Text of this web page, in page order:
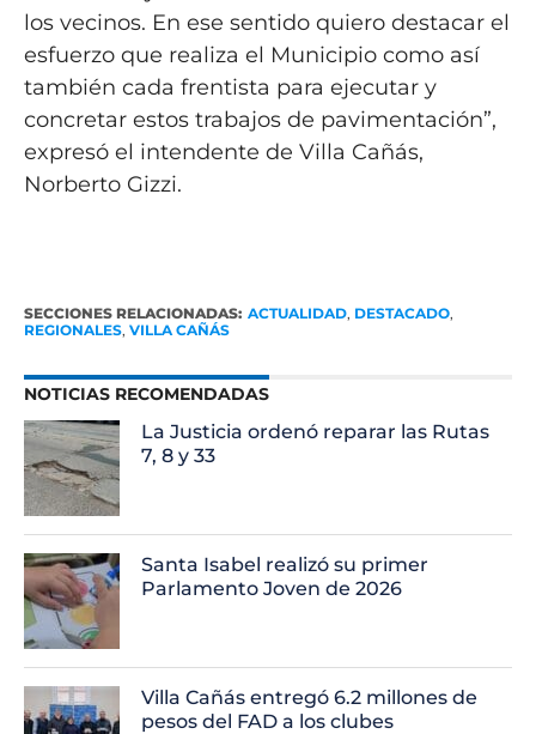
los vecinos. En ese sentido quiero destacar el
esfuerzo que realiza el Municipio como así
también cada frentista para ejecutar y
concretar estos trabajos de pavimentación”,
expresó el intendente de Villa Cañás,
Norberto Gizzi.
SECCIONES RELACIONADAS: ACTUALIDAD, DESTACADO,
REGIONALES, VILLA CAÑÁS
NOTICIAS RECOMENDADAS
La Justicia ordenó reparar las Rutas
7, 8 y 33
Santa Isabel realizó su primer
Parlamento Joven de 2026
Villa Cañás entregó 6.2 millones de
pesos del FAD a los clubes